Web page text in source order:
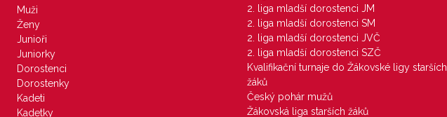
Muži
Ženy
Junioři
Juniorky
Dorostenci
Dorostenky
Kadeti
Kadetky
2. liga mladší dorostenci JM
2. liga mladší dorostenci SM
2. liga mladší dorostenci JVČ
2. liga mladší dorostenci SZČ
Kvalifikační turnaje do Žákovské ligy starších
žáků
Český pohár mužů
Žákovská liga starších žáků